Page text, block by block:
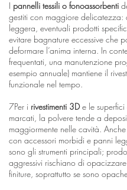
I pannelli tessili o fonoassorbenti
gestiti con maggiore delicatezza:
leggera, eventuali prodotti
evitare bagnature eccessive che
deformare l’anima interna. In
frequentati, una manutenzione
esempio annuale) mantiene il
funzionale nel tempo.
7Per i rivestimenti 3De le superfici
marcati, la polvere tende a
maggiormente nelle cavità.
con accessori morbidi e panni
sono gli strumenti principali;
aggressivi rischiano di
finiture, soprattutto se sono